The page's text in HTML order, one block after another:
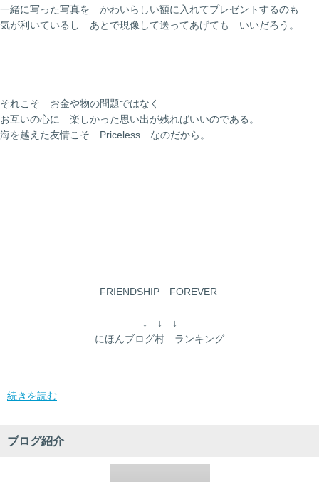
一緒に写った写真を かわいらしい額に入れてプレゼントするのも
気が利いているし あとで現像して送ってあげても いいだろう。
それこそ お金や物の問題ではなく
お互いの心に 楽しかった思い出が残ればいいのである。
海を越えた友情こそ Priceless なのだから。
FRIENDSHIP FOREVER
↓ ↓ ↓
にほんブログ村 ランキング
続きを読む
ブログ紹介